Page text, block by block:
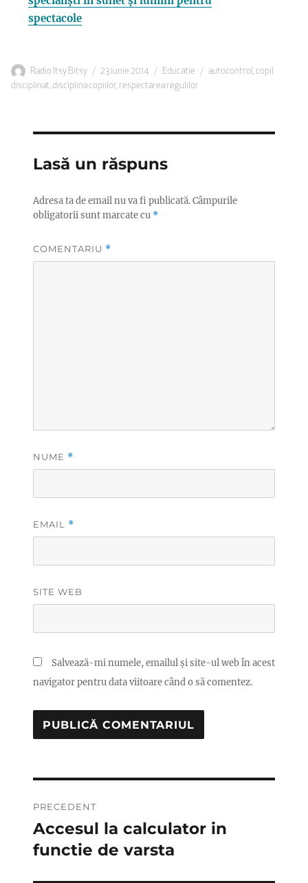
spectacole
Autor
Radio Itsy Bitsy
Publicat
pe
23 iunie 2014 Categorii
Educatie Etichete
autocontrol ,copil
disciplinat,disciplina copiilor, respectarea regulilor
Lasă un răspuns
Adresa ta de email nu va fi publicată.Câmpurile
obligatorii sunt marcate cu *
COMENTARIU *
NUME *
EMAIL *
SITE WEB
Salvează-mi numele, emailul și site-ul web în acest
navigator pentru data viitoare când o să comentez.
în
articole
PRECEDENT
Articolul
anterior:
Accesul la calculator in
functie de varsta